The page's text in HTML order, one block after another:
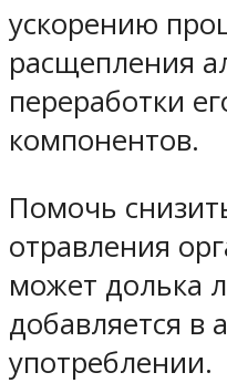
ускорению
расщепления
переработки
компонентов.
Помочь
отравления
может долька
добавляется в
употреблении.